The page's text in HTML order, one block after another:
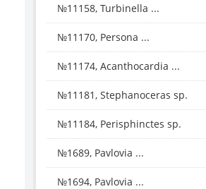
№11158, Turbinella ...
№11170, Persona ...
№11174, Acanthocardia ...
№11181, Stephanoceras sp.
№11184, Perisphinctes sp.
№1689, Pavlovia ...
№1694, Pavlovia ...